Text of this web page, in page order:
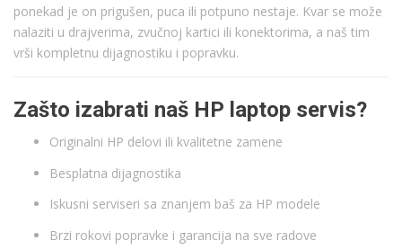
ponekad je on prigušen, puca ili potpuno nestaje. Kvar se može
nalaziti u drajverima, zvučnoj kartici ili konektorima, a naš tim
vrši kompletnu dijagnostiku i popravku.
Zašto izabrati naš HP laptop servis?
Originalni HP delovi ili kvalitetne zamene
Besplatna dijagnostika
Iskusni serviseri sa znanjem baš za HP modele
Brzi rokovi popravke i garancija na sve radove